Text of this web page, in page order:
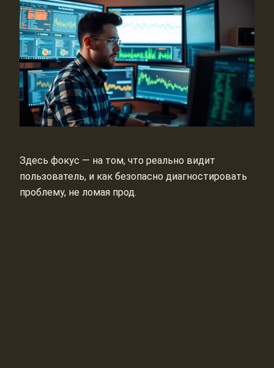
Здесь фокус — на том, что реально видит
пользователь, и как безопасно диагностировать
проблему, не ломая прод.